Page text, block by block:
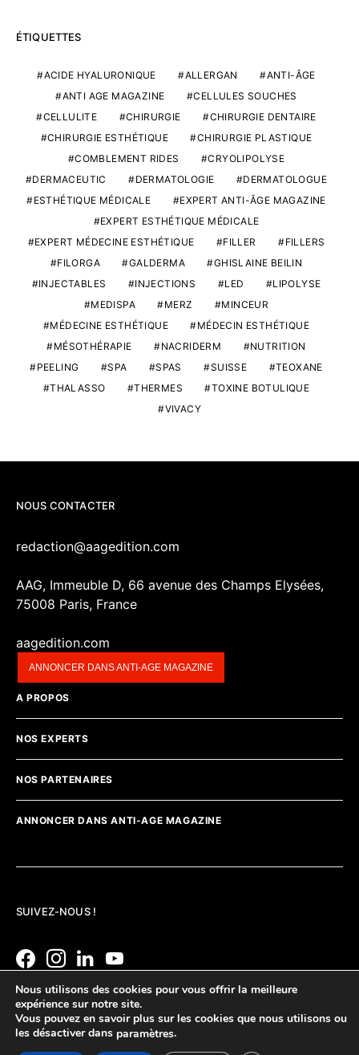
ÉTIQUETTES
ACIDE HYALURONIQUE ALLERGAN
ANTI-ÂGE
ANTI AGE MAGAZINE
CELLULES SOUCHES
CELLULITE
CHIRURGIE
CHIRURGIE DENTAIRE
CHIRURGIE ESTHÉTIQUE
CHIRURGIE PLASTIQUE
COMBLEMENT RIDES
CRYOLIPOLYSE
DERMACEUTIC
DERMATOLOGIE
DERMATOLOGUE
ESTHÉTIQUE MÉDICALE
EXPERT ANTI-ÂGE MAGAZINE
EXPERT ESTHÉTIQUE MÉDICALE
EXPERT MÉDECINE ESTHÉTIQUE
FILLER
FILLERS
FILORGA
GALDERMA
GHISLAINE BEILIN
INJECTABLES
INJECTIONS LED
LIPOLYSE
MEDISPA
MERZ
MINCEUR
MÉDECINE ESTHÉTIQUE
MÉDECIN ESTHÉTIQUE
MÉSOTHÉRAPIE
NACRIDERM
NUTRITION
PEELING
SPA SPAS SUISSE
TEOXANE
THALASSO
THERMES
TOXINE BOTULIQUE
VIVACY
NOUS CONTACTER
redaction@aagedition.com
AAG, Immeuble D, 66 avenue des Champs Elysées,
75008 Paris, France
aagedition.com
ANNONCER DANS ANTI-AGE MAGAZINE
A PROPOS
NOS EXPERTS
NOS PARTENAIRES
ANNONCER DANS ANTI-AGE MAGAZINE
SUIVEZ-NOUS !
Nous utilisons des cookies pour vous offrir la meilleure
expérience sur notre site.
Vous pouvez en savoir plus sur les cookies que nous utilisons ou
les désactiver dans paramètres.